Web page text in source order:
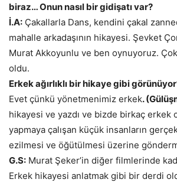
biraz… Onun nasıl bir gidişatı var?
İ.A: Çakallarla Dans, kendini çakal
mahalle arkadaşının hikayesi. Şevket
Murat Akkoyunlu ve ben oynuyoruz.
oldu.
Erkek ağırlıklı bir hikaye gibi
Evet çünkü yönetmenimiz erkek.
hikayesi ve yazdı ve bizde birkaç erkek
yapmaya çalışan küçük insanların
ezilmesi ve öğütülmesi üzerine
G.S: Murat Şeker’in diğer filmlerinde
Erkek hikayesi anlatmak gibi bir derdi